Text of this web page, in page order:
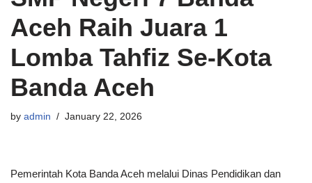
Aceh Raih Juara 1
Lomba Tahfiz Se-Kota
Banda Aceh
by admin January 22, 2026
Pemerintah Kota Banda Aceh melalui Dinas Pendidikan dan